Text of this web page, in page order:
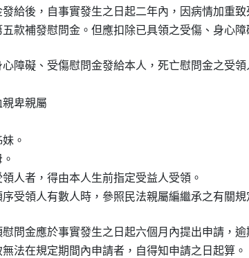
發給後，自事實發生之日起二年內，因病情加重
五款補發慰問金。但應扣除已具領之受傷、身心障
障礙、受傷慰問金發給本人，死亡慰問金之受領
親卑親屬
妹。
領人者，得由本人生前指定受益人受領。
序受領人有數人時，參照民法親屬編繼承之有關規
問金應於事實發生之日起六個月內提出申請，
無法在規定期間內申請者，自得知申請之日起算。